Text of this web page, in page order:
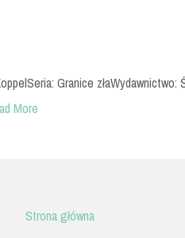
Granice złaWydawnictwo:
More
Strona główna